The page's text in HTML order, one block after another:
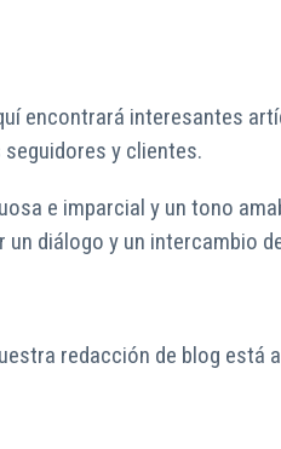
encontrará interesantes
y clientes.
e imparcial y un tono
diálogo y un intercambio
redacción de blog está